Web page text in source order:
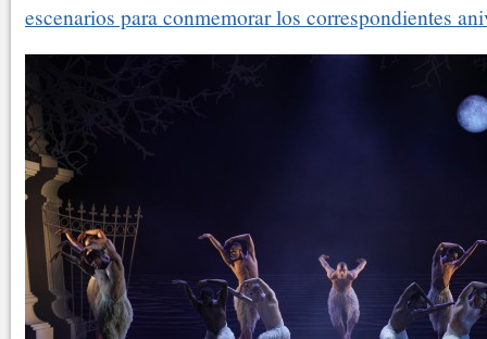
escenarios para conmemorar los correspondientes